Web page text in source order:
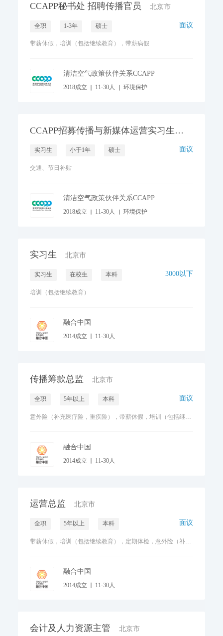
CCAPP秘书处 招聘传播官员 北京市
全职 1-3年 硕士 面议
带薪休假，培训（包括继续教育），带薪病假
清洁空气政策伙伴关系CCAPP
2018成立 11-30人 环境保护
CCAPP招募传播与新媒体运营实习生
实习生 小于1年 硕士 面议
交通、节日补贴
清洁空气政策伙伴关系CCAPP
2018成立 11-30人 环境保护
实习生 北京市
实习生 在校生 本科 3000以下
培训（包括继续教育）
融合中国
2014成立
11-30人
传播筹款总监 北京市
全职 5年以上 本科 面议
融合中国
2014成立
11-30人
运营总监 北京市
全职 5年以上 本科 面议
带薪休假，培训（包括继续教育），定期体检，意外险（补充医疗险，重疾险），带薪病假
融合中国
2014成立
11-30人
会计及人力资源主管 北京市